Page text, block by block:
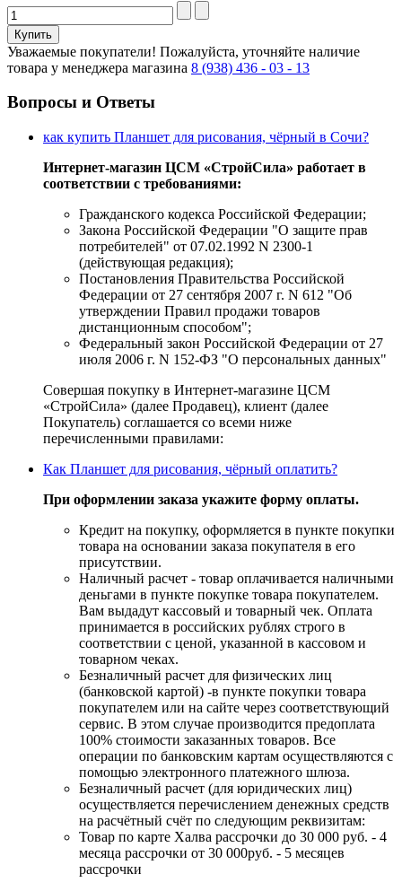
Уважаемые покупатели! Пожалуйста, уточняйте наличие
товара у менеджера магазина 8 (938) 436 - 03 - 13
Вопросы и Ответы
как купить Планшет для рисования, чёрный в Сочи?
Интернет-магазин ЦСМ «СтройСила» работает в
соответствии с требованиями:
Гражданского кодекса Российской Федерации;
Закона Российской Федерации "О защите прав
потребителей" от 07.02.1992 N 2300-1
(действующая редакция);
Постановления Правительства Российской
Федерации от 27 сентября 2007 г. N 612 "Об
утверждении Правил продажи товаров
дистанционным способом";
Федеральный закон Российской Федерации от 27
июля 2006 г. N 152-ФЗ "О персональных данных"
Совершая покупку в Интернет-магазине ЦСМ
«СтройСила» (далее Продавец), клиент (далее
Покупатель) соглашается со всеми ниже
перечисленными правилами:
Как Планшет для рисования, чёрный оплатить?
При оформлении заказа укажите форму оплаты.
Кредит на покупку, оформляется в пункте покупки
товара на основании заказа покупателя в его
присутствии.
Наличный расчет - товар оплачивается наличными
деньгами в пункте покупке товара покупателем.
Вам выдадут кассовый и товарный чек. Оплата
принимается в российских рублях строго в
соответствии с ценой, указанной в кассовом и
товарном чеках.
Безналичный расчет для физических лиц
(банковской картой) -в пункте покупки товара
покупателем или на сайте через соответствующий
сервис. В этом случае производится предоплата
100% стоимости заказанных товаров. Все
операции по банковским картам осуществляются с
помощью электронного платежного шлюза.
Безналичный расчет (для юридических лиц)
осуществляется перечислением денежных средств
на расчётный счёт по следующим реквизитам:
Товар по карте Халва рассрочки до 30 000 руб. - 4
месяца рассрочки от 30 000руб. - 5 месяцев
рассрочки